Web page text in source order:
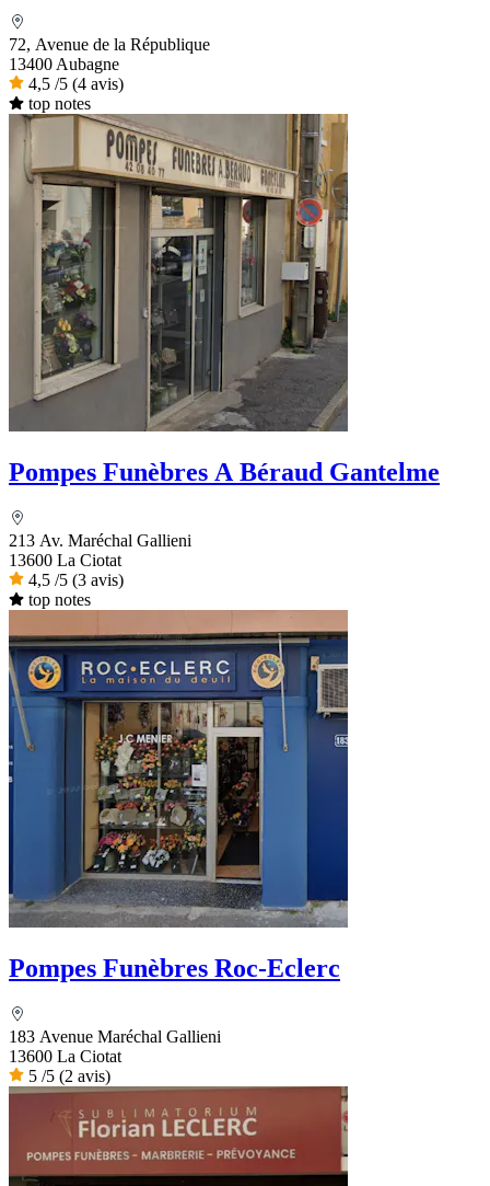
72, Avenue de la République
13400 Aubagne
4,5 /5 (4 avis)
top notes
Pompes Funèbres A Béraud Gantelme
213 Av. Maréchal Gallieni
13600 La Ciotat
4,5 /5 (3 avis)
top notes
Pompes Funèbres Roc-Eclerc
183 Avenue Maréchal Gallieni
13600 La Ciotat
5 /5 (2 avis)